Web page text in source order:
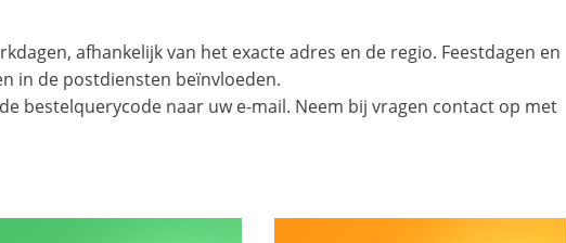
afhankelijk van het exacte adres en de regio. Feestdagen en
in de postdiensten beïnvloeden.
bestelquerycode naar uw e-mail. Neem bij vragen contact op met